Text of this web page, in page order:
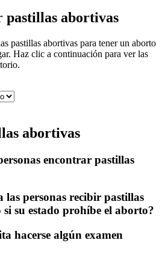
pastillas abortivas
pastillas abortivas para tener un aborto
Haz clic a continuación para ver las
abortivas
encontrar pastillas
las personas recibir pastillas
su estado prohíbe el aborto?
hacerse algún examen